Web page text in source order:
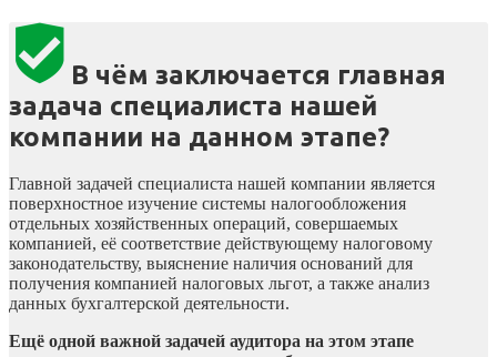
В чём заключается главная
задача специалиста нашей
компании на данном этапе?
Главной задачей специалиста нашей компании является
поверхностное изучение системы налогообложения
отдельных хозяйственных операций, совершаемых
компанией, её соответствие действующему налоговому
законодательству, выяснение наличия оснований для
получения компанией налоговых льгот, а также анализ
данных бухгалтерской деятельности.
Ещё одной важной задачей аудитора на этом этапе